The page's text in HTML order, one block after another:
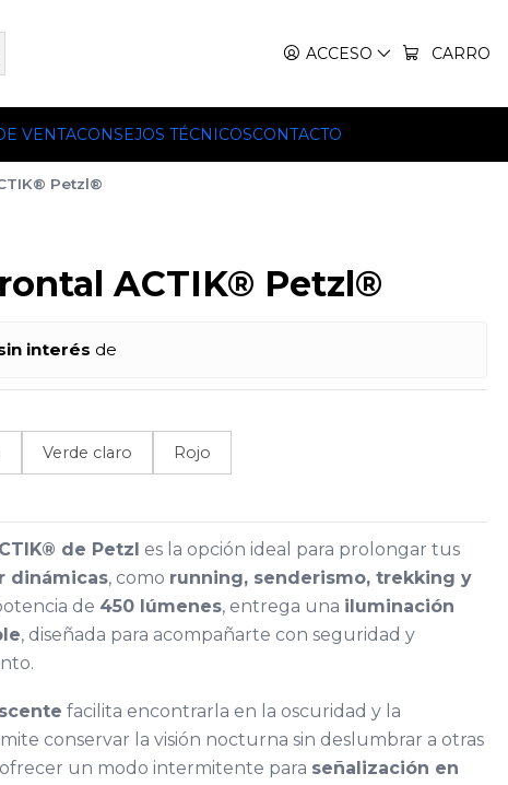
ACCESO CARRO
VENTACONSEJOS TÉCNICOSCONTACTO
Petzl®
ACTIK® Petzl®
interés de
Verde claro Rojo
de Petzl es la opción ideal para prolongar tus
dinámicas, como running, senderismo, trekking y
de 450 lúmenes, entrega una iluminación
, diseñada para acompañarte con seguridad y
facilita encontrarla en la oscuridad y la
conservar la visión nocturna sin deslumbrar a otras
ofrecer un modo intermitente para señalización en